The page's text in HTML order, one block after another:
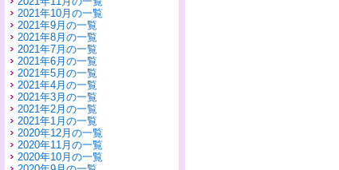
2021年10月の一覧
2021年9月の一覧
2021年8月の一覧
2021年7月の一覧
2021年6月の一覧
2021年5月の一覧
2021年4月の一覧
2021年3月の一覧
2021年2月の一覧
2021年1月の一覧
2020年12月の一覧
2020年11月の一覧
2020年10月の一覧